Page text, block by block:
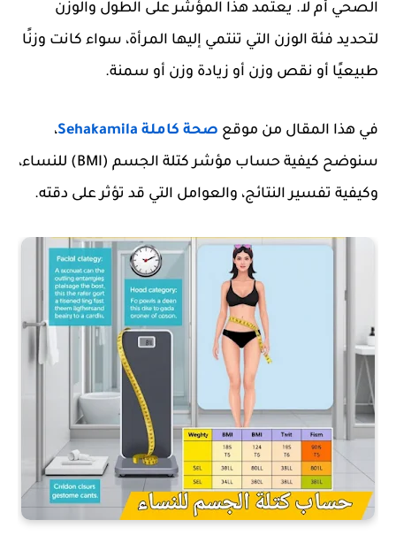
الصحي أم لا. يعتمد هذا المؤشر على الطول والوزن
لتحديد فئة الوزن التي تنتمي إليها المرأة، سواء كانت وزنًا
طبيعيًا أو نقص وزن أو زيادة وزن أو سمنة.
في هذا المقال من موقع صحة كاملة Sehakamila
،
سنوضح كيفية حساب مؤشر كتلة الجسم (BMI) للنساء
،
وكيفية تفسير النتائج، والعوامل التي قد تؤثر على دقته.